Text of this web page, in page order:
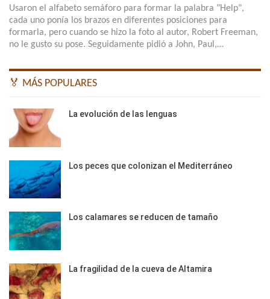
Usaron el alfabeto semáforo para formar la palabra "Help",
cada uno ponía los brazos en diferentes posiciones para
formarla, pero cuando se hizo la foto al autor, Robert Freeman,
no le gusto su pose. Seguidamente pidió a John, Paul,…
🏅 MÁS POPULARES
La evolución de las lenguas
Los peces que colonizan el Mediterráneo
Los calamares se reducen de tamaño
La fragilidad de la cueva de Altamira